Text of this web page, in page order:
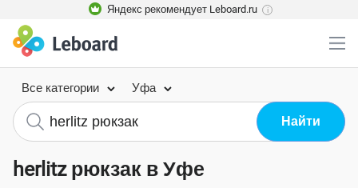
Яндекс рекомендует Leboard.ru i
Все категории Уфа
herlitz рюкзак в Уфе